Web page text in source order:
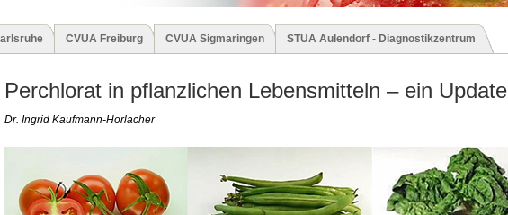
CVUA Freiburg CVUA Sigmaringen STUA Aulendorf - Diagnostikzentrum
Perchlorat in pflanzlichen Lebensmitteln – ein Update
Dr. Ingrid Kaufmann-Horlacher